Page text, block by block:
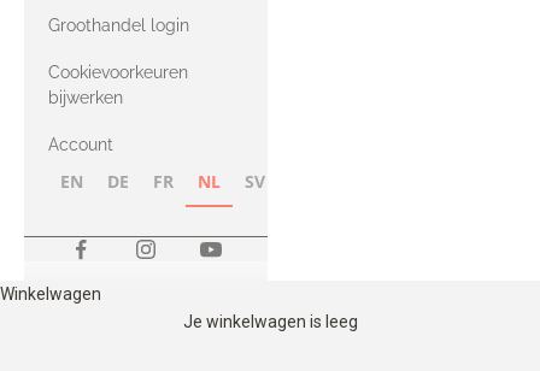
met Heavy
Merino
Groothandel login
Cookievoorkeuren
bijwerken
Account
EN DE FR NL SV
Winkelwagen
Je winkelwagen is leeg